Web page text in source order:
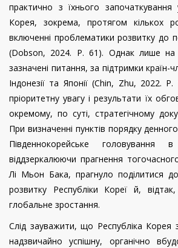
практично з їхнього
Корея, зокрема, протягом кількох
включенні проблематики розвитку до
(Dobson, 2024. P. 61). Однак лише на
зазначені питання, за підтримки країн-
Індонезії та Японії (Chin, Zhu, 2022. P.
пріоритетну увагу і результати їх
окремому, по суті, стратегічному
При визначенні пунктів порядку
Південнокорейське
віддзеркалюючи прагнення
Лі Мьон Бака, прагнуло поділитися
розвитку Республіки Кореї й,
глобальне зростання.
Слід зауважити, що Республіка Корея
надзвичайно успішну, органічно